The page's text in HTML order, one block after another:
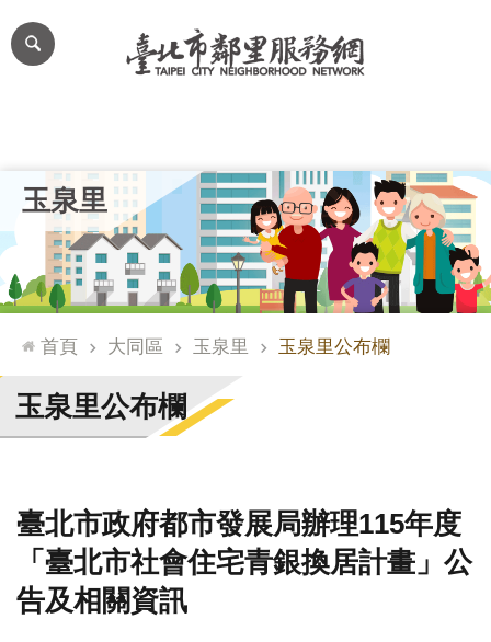
跳到主要內容區塊
網
站
台
通
臺
北
市
門
合
玉泉里
首頁 大同區 玉泉里 玉泉里公布欄
玉泉里公布欄
臺北市政府都市發展局辦理115年度
「臺北市社會住宅青銀換居計畫」公
告及相關資訊